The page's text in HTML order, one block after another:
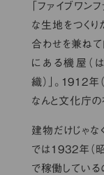
「ファイブワ
な生地をつくり
合わせを兼ね
にある機屋（
織）」。1912年
なんと文化庁
建物だけじゃ
では1932年（
で稼働してい